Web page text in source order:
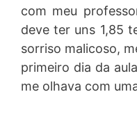
com meu
deve ter uns 1,85
sorriso malicoso,
primeiro dia da
me olhava com